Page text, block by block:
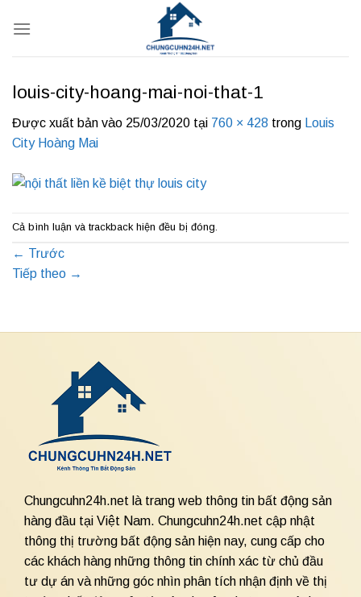
qua
louis-city-hoang-mai-noi-that-1
Được xuất bản vào 25/03/2020 tại 760 × 428 trong
Louis
City Hoàng Mai
Cả bình luận và trackback hiện đều bị đóng.
← Trước
Tiếp theo →
Chungcuhn24h.net là trang web thông tin bất động sản
hàng đầu tại Việt Nam. Chungcuhn24h.net cập nhật
thông thị trường bất động sản hiện nay, cung cấp cho
các khách hàng những thông tin chính xác từ chủ đầu
tư dự án và những góc nhìn phân tích nhận định về thị